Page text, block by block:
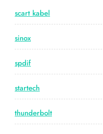
scart kabel
sinox
spdif
startech
thunderbolt